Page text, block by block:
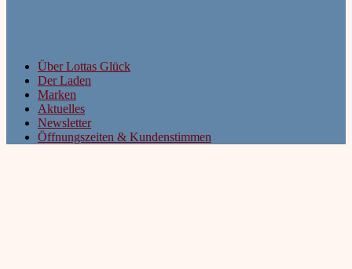
Über Lottas Glück
Der Laden
Marken
Aktuelles
Newsletter
Öffnungszeiten & Kundenstimmen